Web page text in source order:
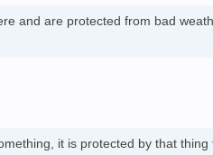
and are protected from bad
it is protected by that thing